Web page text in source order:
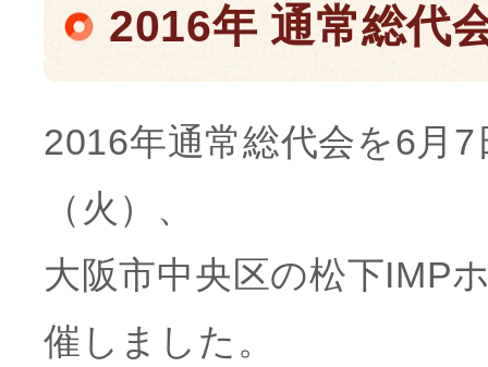
2016年 通常総代
2016年通常総代会を6月7
（火）、
大阪市中央区の松下IMP
催しました。